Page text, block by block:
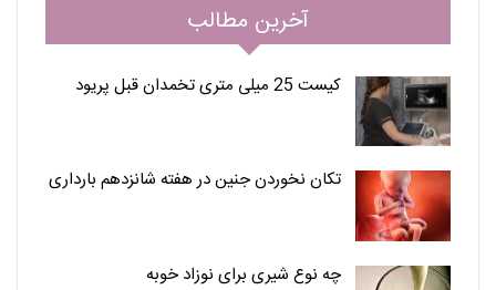
آخرین مطالب
کیست 25 میلی متری تخمدان قبل پریود
تکان نخوردن جنین در هفته شانزدهم بارداری
چه نوع شیری برای نوزاد خوبه